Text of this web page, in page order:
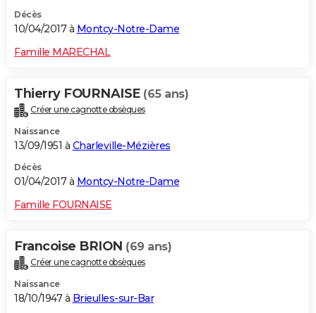
Décès
10/04/2017 à Montcy-Notre-Dame
Famille MARECHAL
Thierry FOURNAISE (65 ans)
Créer une cagnotte obsèques
Naissance
13/09/1951 à Charleville-Mézières
Décès
01/04/2017 à Montcy-Notre-Dame
Famille FOURNAISE
Francoise BRION (69 ans)
Créer une cagnotte obsèques
Naissance
18/10/1947 à Brieulles-sur-Bar